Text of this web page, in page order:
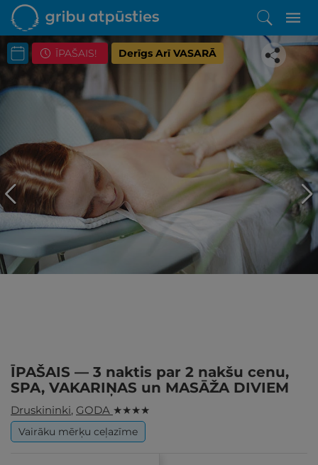
ĪPAŠAIS! Derīgs Arī VASARĀ
Iepatikās šis piedāvājums?
Līdz brīnišķīgai atpūtai atlikuši tikai daži soļi
PĒRKU
ĪPAŠAIS — 3 naktis par 2 nakšu cenu,
SPA, VAKARIŅAS un MASĀŽA DIVIEM
Druskininki, GODA ★ ★ ★ ★
Vairāku mērķu ceļazīme